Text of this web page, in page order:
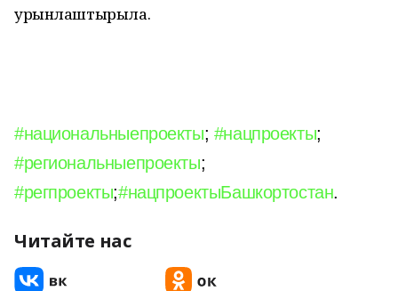
урынлаштырыла.
#национальныепроекты; #нацпроекты;
#региональныепроекты;
#регпроекты;#нацпроектыБашкортостан.
Читайте нас